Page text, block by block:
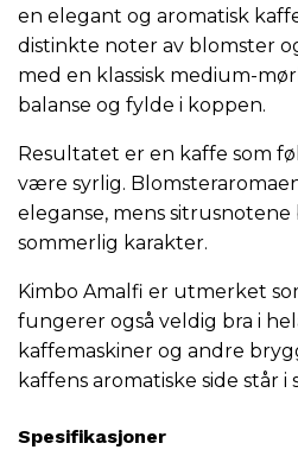
en elegant og aromatisk
distinkte noter av blomster
med en klassisk medium-
balanse og fylde i koppen.
Resultatet er en kaffe som
være syrlig.
eleganse, mens
sommerlig karakter.
Kimbo Amalfi er utmerket
fungerer også veldig bra i
kaffemaskiner og andre
kaffens aromatiske side står i
Spesifikasjoner